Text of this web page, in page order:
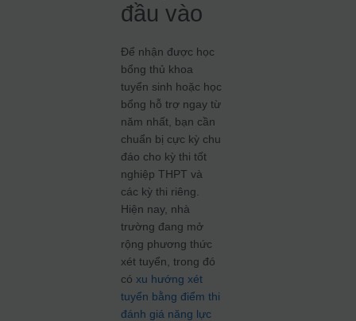
đầu vào
Để nhận được học
bổng thủ khoa
tuyển sinh hoặc học
bổng hỗ trợ ngay từ
năm nhất, bạn cần
chuẩn bị cực kỳ chu
đáo cho kỳ thi tốt
nghiệp THPT và
các kỳ thi riêng.
Hiện nay, nhà
trường đang mở
rộng phương thức
xét tuyển, trong đó
có xu hướng xét
tuyển bằng điểm thi
đánh giá năng lực